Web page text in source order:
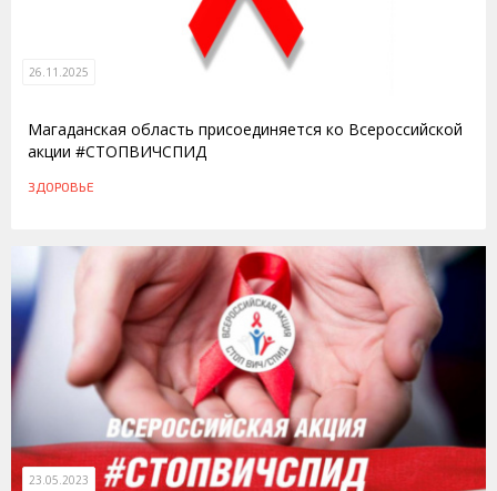
26.11.2025
Магаданская область присоединяется ко Всероссийской
акции #СТОПВИЧСПИД
ЗДОРОВЬЕ
23.05.2023